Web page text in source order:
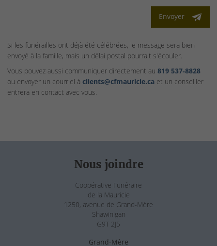
Envoyer
Si les funérailles ont déjà été célébrées, le message sera bien
envoyé à la famille, mais un délai postal pourrait s'écouler.
Vous pouvez aussi communiquer directement au 819 537‑8828
ou envoyer un courriel à clients@cfmauricie.ca et un conseiller
entrera en contact avec vous.
Nous joindre
Coopérative Funéraire
de la Mauricie
1250, avenue de Grand-Mère
Shawinigan
G9T 2J5
Grand-Mère